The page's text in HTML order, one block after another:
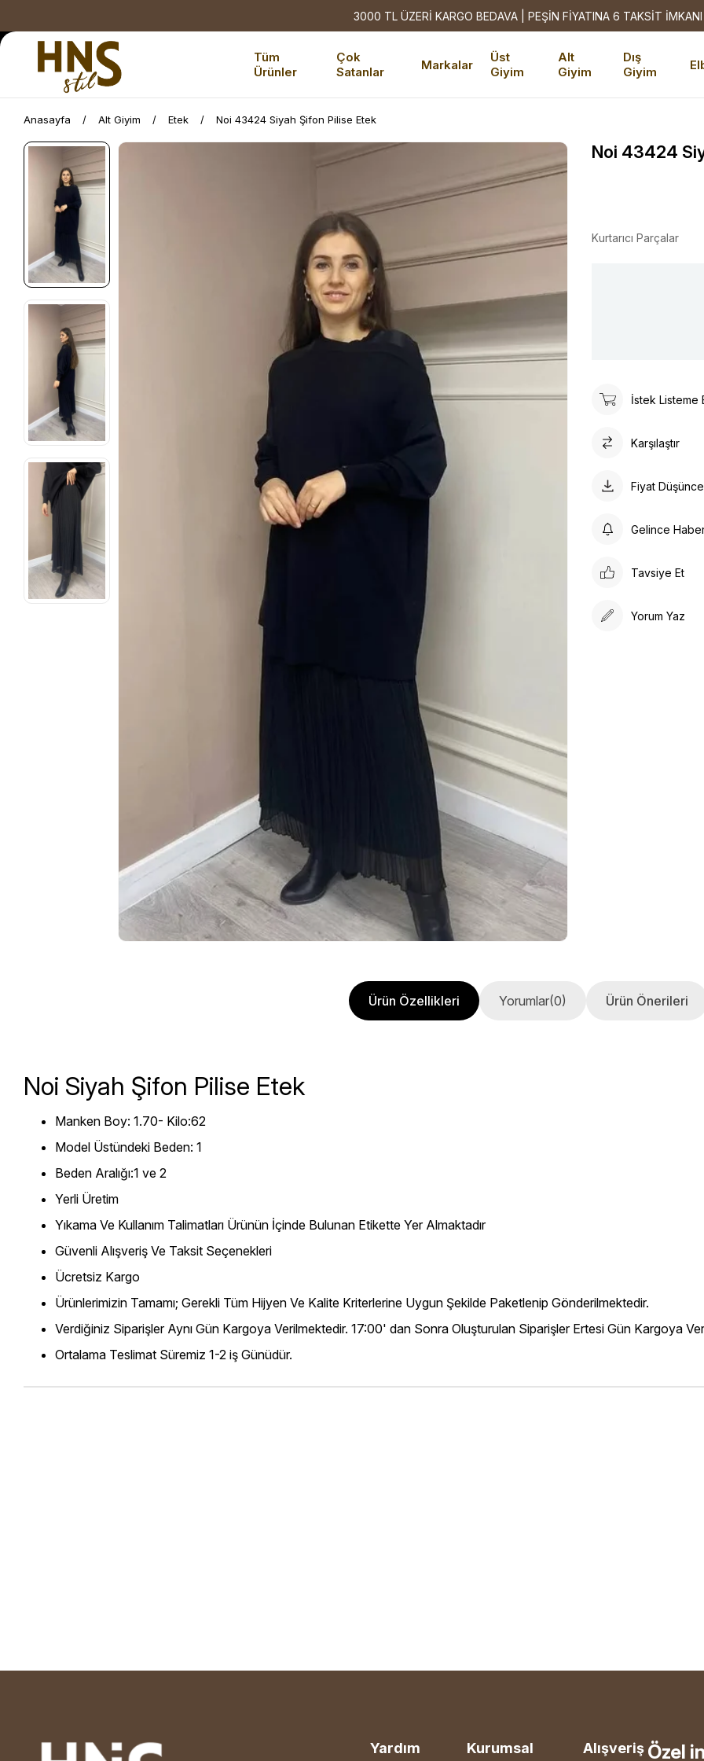
3000 TL ÜZERİ KARGO BEDAVA | PEŞİN FİYATINA 6 TAKSİT İMKANI
Tüm
Ürünler
Çok
Satanlar
Markalar
Üst
Giyim
Alt
Giyim
Dış
Giyim
Anasayfa Alt Giyim Etek Noi 43424 Siyah Şifon Pilise Etek
Noi 43424
Kurtarıcı Parçalar
İstek Listeme
Karşılaştır
Fiyat
Gelince
Tavsiye Et
Yorum Yaz
Ürün Özellikleri Yorumlar(0) Ürün Önerileri
Noi Siyah Şifon Pilise Etek
Manken Boy: 1.70- Kilo:62
Model Üstündeki Beden: 1
Beden Aralığı:1 ve 2
Yerli Üretim
Yıkama Ve Kullanım Talimatları Ürünün İçinde Bulunan Etikette Yer Almaktadır
Güvenli Alışveriş Ve Taksit Seçenekleri
Ücretsiz Kargo
Ürünlerimizin Tamamı; Gerekli Tüm Hijyen Ve Kalite Kriterlerine Uygun Şekilde Paketlenip Gönderilmektedir.
Verdiğiniz Siparişler Aynı Gün Kargoya Verilmektedir. 17:00' dan Sonra Oluşturulan Siparişler Ertesi Gün Kargoya
Ortalama Teslimat Süremiz 1-2 iş Günüdür.
Yardım Kurumsal Alışveriş Özel